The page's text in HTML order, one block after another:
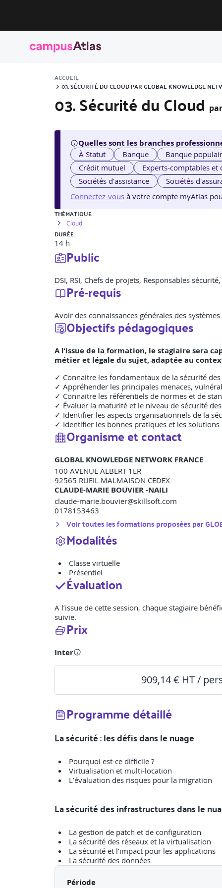
ACCUEIL
03. SÉCURITÉ DU CLOUD PAR GLOBAL KNOWLEDGE
03. Sécurité du Cloud par
Quelles sont les branches
À Statut Banque Banque
Crédit mutuel
Experts-comptables et
Sociétés d'assistance
Sociétés
Connectez-vous à votre compte myAtlas
THÉMATIQUE
Cloud
DURÉE
14 h
Public
DSI, RSI, Chefs de projets, Responsables
Pré-requis
Avoir des connaissances générales des
Objectifs pédagogiques
A l’issue de la formation, le stagiaire sera
métier et légale du sujet, adaptée au
✓ Connaitre les fondamentaux de la sécurité des
✓ Appréhender les principales menaces,
✓ Connaitre les référentiels de normes et de
✓ Évaluer la maturité et le niveau de sécurité
✓ Identifier les aspects organisationnels de la
✓ Identifier les bonnes pratiques et les
Organisme et contact
GLOBAL KNOWLEDGE NETWORK FRANCE
100 AVENUE ALBERT 1ER
92565 RUEIL MALMAISON CEDEX
CLAUDE-MARIE BOUVIER -NAILI
claude-marie.bouvier@skillsoft.com
0178153463
Voir toutes les formations proposées par
Modalités
Classe virtuelle
Présentiel
Évaluation
A l’issue de cette session, chaque stagiaire
suivie.
Prix
Inter
909,14 € HT /
Programme détaillé
La sécurité : les défis dans le nuage
Pourquoi est-ce difficile ?
Virtualisation et multi-location
L’évaluation des risques pour la migration
La sécurité des infrastructures dans le
La gestion de patch et de configuration
La sécurité des réseaux et la virtualisation
La sécurité et l’impact pour les applications
La sécurité des données
Période